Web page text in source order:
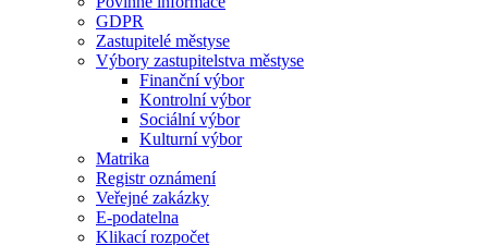
GDPR
Zastupitelé městyse
Výbory zastupitelstva městyse
Finanční výbor
Kontrolní výbor
Sociální výbor
Kulturní výbor
Matrika
Registr oznámení
Veřejné zakázky
E-podatelna
Klikací rozpočet